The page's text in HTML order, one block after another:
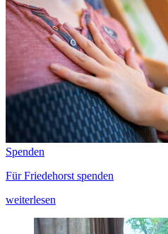
Spenden
Für Friedehorst spenden
weiterlesen